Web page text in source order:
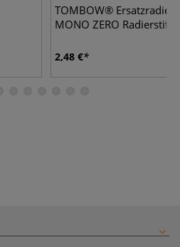
TOMBOW®
MONO ZERO Radierstift
2,48 €